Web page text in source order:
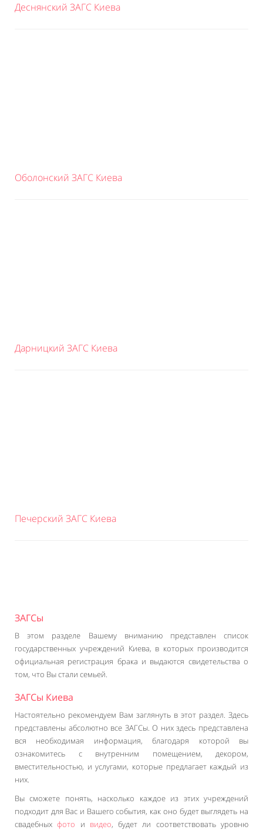
Деснянский ЗАГС Киева
Оболонский ЗАГС Киева
Дарницкий ЗАГС Киева
Печерский ЗАГС Киева
ЗАГСы
В этом разделе Вашему вниманию представлен список
государственных учреждений Киева, в которых производится
официальная регистрация брака и выдаются свидетельства о
том, что Вы стали семьей.
ЗАГСы Киева
Настоятельно рекомендуем Вам заглянуть в этот раздел. Здесь
представлены абсолютно все ЗАГСы. О них здесь представлена
вся необходимая информация, благодаря которой вы
ознакомитесь с внутренним помещением, декором,
вместительностью, и услугами, которые предлагает каждый из
них.
Вы сможете понять, насколько каждое из этих учреждений
подходит для Вас и Вашего события, как оно будет выглядеть на
свадебныхфото и видео, будет ли соответствовать уровню